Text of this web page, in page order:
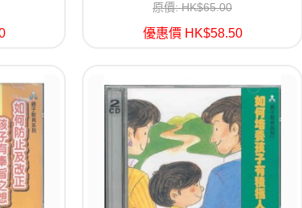
原價: HK$65.00
優惠價 HK$58.50